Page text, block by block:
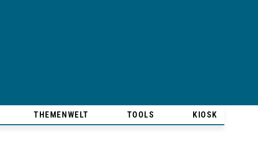
THEMENWELT TOOLS KIOSK